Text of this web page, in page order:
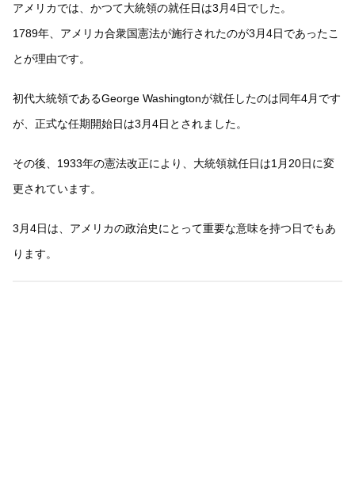
アメリカでは、かつて大統領の就任日は3月4日でした。
1789年、アメリカ合衆国憲法が施行されたのが3月4日であったこ
とが理由です。
初代大統領であるGeorge Washingtonが就任したのは同年4月です
が、正式な任期開始日は3月4日とされました。
その後、1933年の憲法改正により、大統領就任日は1月20日に変
更されています。
3月4日は、アメリカの政治史にとって重要な意味を持つ日でもあ
ります。